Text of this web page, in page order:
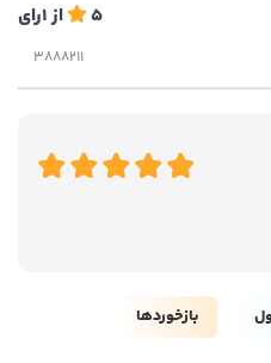
5 از1رای
بازخوردها